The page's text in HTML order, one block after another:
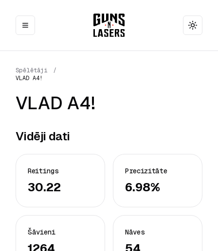
Toggle
Spēlētāji
/
VLAD A4!
VLAD A4!
Vidēji dati
Reitings
30.22
Precizitāte
6.98%
Šāvieni
1264
Nāves
54